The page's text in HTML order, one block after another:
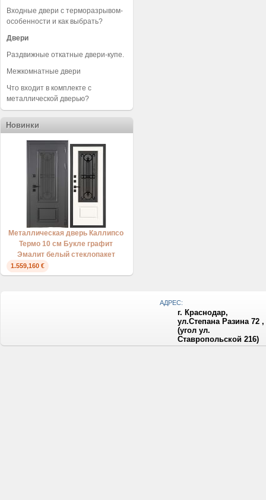
Входные двери с терморазрывом-
особенности и как выбрать?
Двери
Раздвижные откатные двери-купе.
Межкомнатные двери
Что входит в комплекте с
металлической дверью?
Новинки
Металлическая дверь Каллипсо
Термо 10 см Букле графит
Эмалит белый стеклопакет
1.559,160 €
АДРЕС:
г. Краснодар,
ул.Степана Разина 72 ,
(угол ул.
Ставропольской 216)